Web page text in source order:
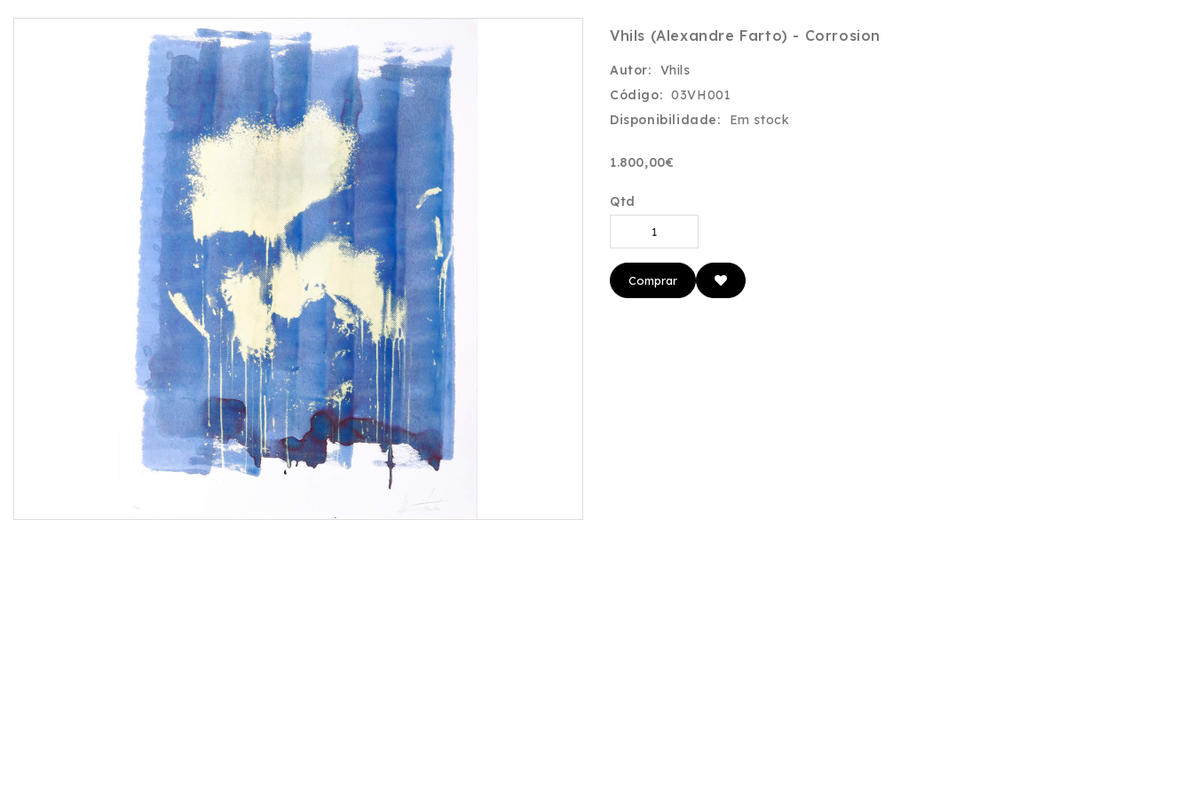
Vhils (Alexandre Farto) - Corrosion
Autor:
Vhils
Código: 03VH001
Disponibilidade:
Em stock
1.800,00€
Qtd
Comprar